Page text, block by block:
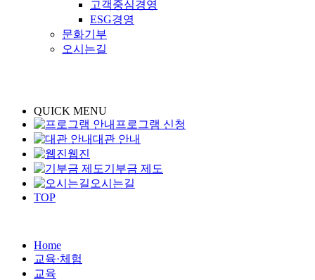
고객중심경영
ESG경영
문화기부
오시는길
QUICK MENU
프로그램 신청
대관 안내
웹진
기부금 제도
오시는길
TOP
Home
교육·체험
교육